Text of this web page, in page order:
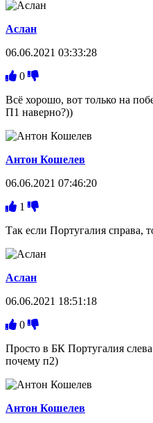
Аслан
06.06.2021 03:33:28
0
Всё хорошо, вот только на
П1 наверно?))
Антон Кошелев
06.06.2021 07:46:20
1
Так если Португалия справа,
Аслан
06.06.2021 18:51:18
0
Просто в БК Португалия
почему п2)
Антон Кошелев